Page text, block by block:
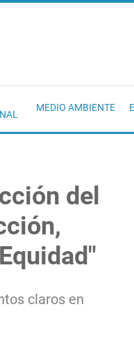
MEDIO AMBIENTE
del
claros en